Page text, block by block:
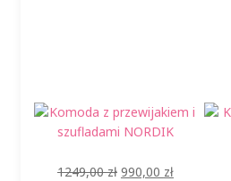
1249,00zł Pierwotna
990,00 złAktualna